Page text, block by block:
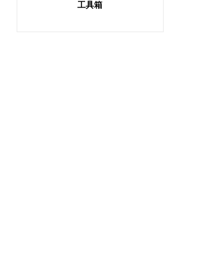
工具箱